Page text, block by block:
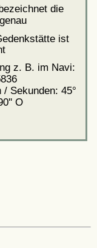
die
ist
z. B. im Navi:
Sekunden: 45°
O